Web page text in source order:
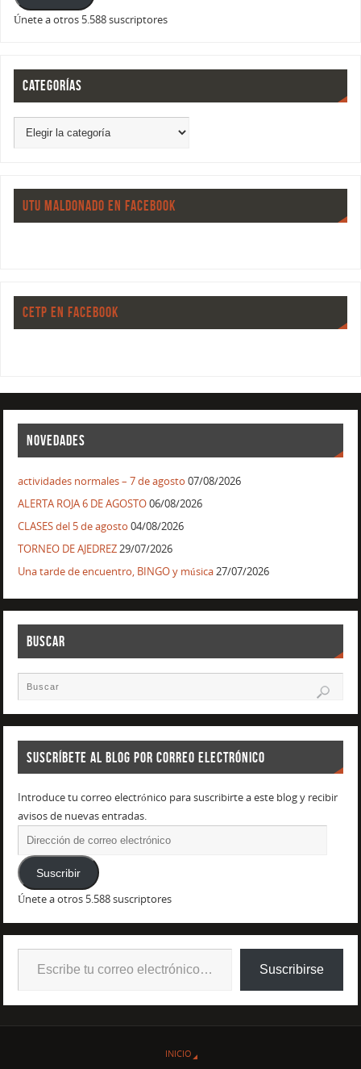
Únete a otros 5.588 suscriptores
CATEGORÍAS
UTU MALDONADO EN FACEBOOK
CETP EN FACEBOOK
NOVEDADES
actividades normales – 7 de agosto 07/08/2026
ALERTA ROJA 6 DE AGOSTO06/08/2026
CLASES del 5 de agosto 04/08/2026
TORNEO DE AJEDREZ29/07/2026
Una tarde de encuentro, BINGO y música27/07/2026
BUSCAR
SUSCRÍBETE AL BLOG POR CORREO ELECTRÓNICO
Introduce tu correo electrónico para suscribirte a este blog y recibir
avisos de nuevas entradas.
Suscribir
Únete a otros 5.588 suscriptores
Suscribirse
INICIO